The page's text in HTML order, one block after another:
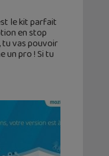
le kit parfait
en stop
tu vas pouvoir
un pro ! Si tu